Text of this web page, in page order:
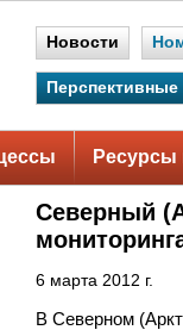
Новости
Ресурсы
Северный
6 марта 2012 г.
В Северном